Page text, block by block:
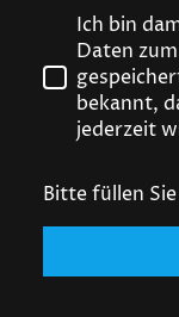
Ich bin
Daten
bekannt,
jederzeit
Bitte füllen